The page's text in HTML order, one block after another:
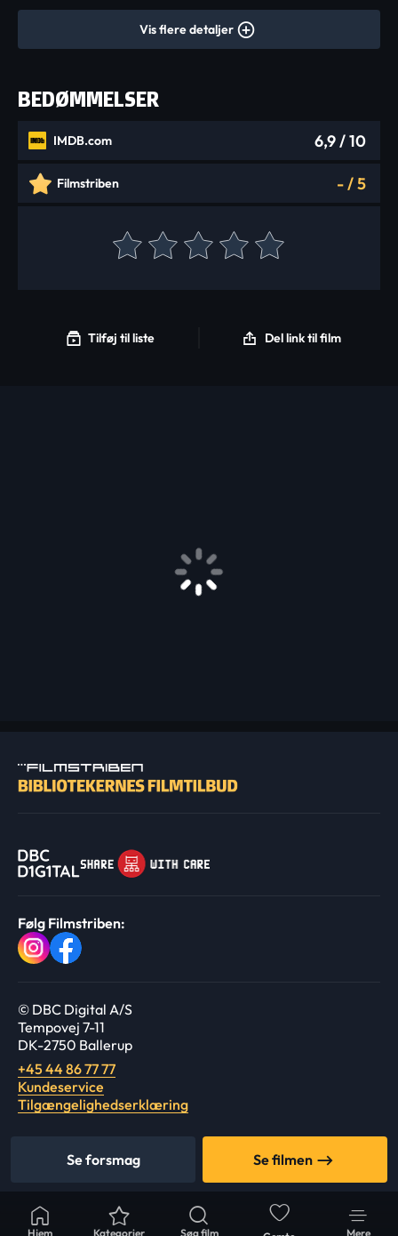
Hjem Kategorier Søg film Mere
Se forsmag Se filmen
Vis flere detaljer
BEDØMMELSER
IMDB.com 6,9/ 10
Filmstriben -/5
Tilføj til liste Del link til film
Følg Filmstriben:
© DBC Digital A/S
Tempovej 7-11
DK-2750 Ballerup
+45 44 86 77 77
Kundeservice
Tilgængelighedserklæring